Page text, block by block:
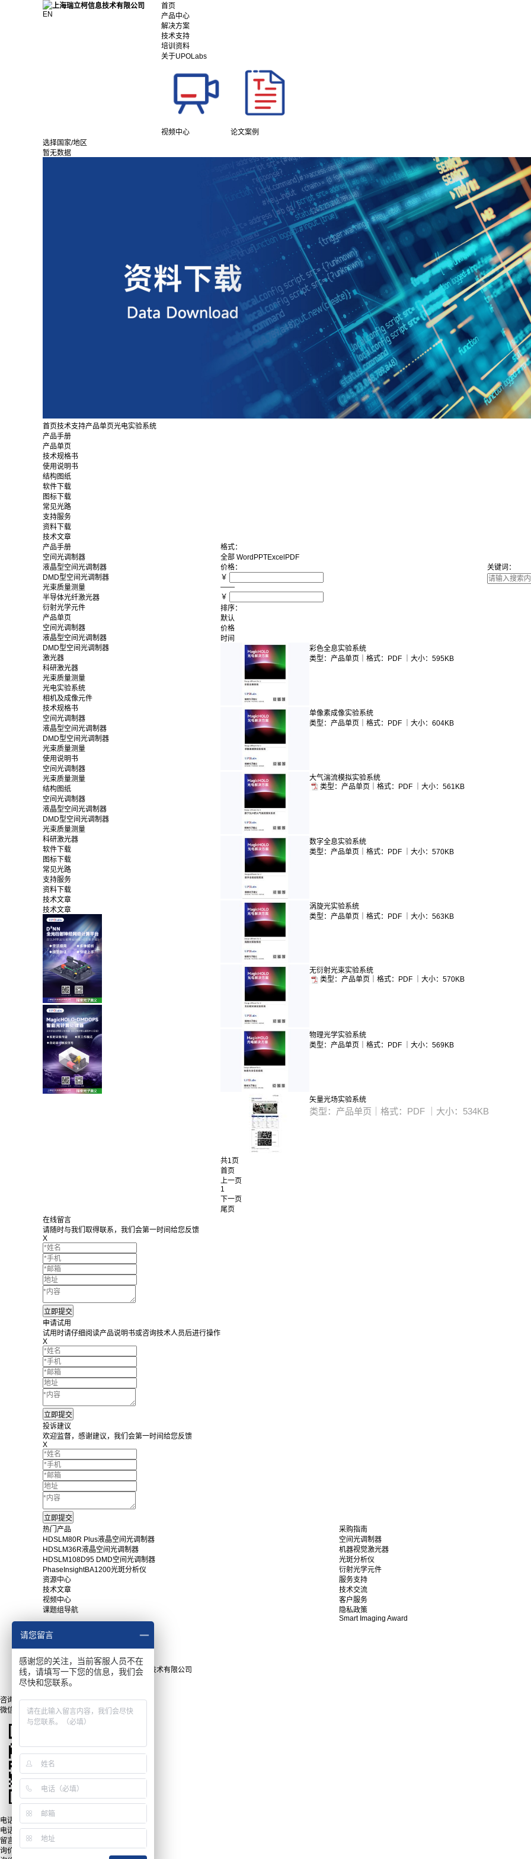
EN
首页
产品中心
解决方案
技术支持
培训资料
关于UPOLabs
视频中心
论文案例
选择国家/地区
暂无数据
首页技术支持产品单页光电实验系统
产品手册
产品单页
技术规格书
使用说明书
结构图纸
软件下载
图标下载
常见光路
支持服务
资料下载
技术文章
产品手册
空间光调制器
液晶型空间光调制器
DMD型空间光调制器
光束质量测量
半导体光纤激光器
衍射光学元件
产品单页
空间光调制器
液晶型空间光调制器
DMD型空间光调制器
激光器
科研激光器
光束质量测量
光电实验系统
相机及成像元件
技术规格书
空间光调制器
液晶型空间光调制器
DMD型空间光调制器
光束质量测量
使用说明书
空间光调制器
光束质量测量
结构图纸
空间光调制器
液晶型空间光调制器
DMD型空间光调制器
光束质量测量
科研激光器
软件下载
图标下载
常见光路
支持服务
资料下载
技术文章
技术文章
格式：
全部 Word PPTExcel PDF
价格：
￥
——
￥
关键词：
排序：
默认
价格
时间
彩色全息实验系统
类型：产品单页｜格式：PDF ｜大小：595KB
单像素成像实验系统
类型：产品单页｜格式：PDF ｜大小：604KB
大气湍流模拟实验系统
类型：产品单页｜格式：PDF ｜大小：561KB
数字全息实验系统
类型：产品单页｜格式：PDF ｜大小：570KB
涡旋光实验系统
类型：产品单页｜格式：PDF ｜大小：563KB
无衍射光束实验系统
类型：产品单页｜格式：PDF ｜大小：570KB
物理光学实验系统
类型：产品单页｜格式：PDF ｜大小：569KB
矢量光场实验系统
类型：产品单页｜格式：PDF ｜大小：534KB
共1页
首页
上一页
1
下一页
尾页
在线留言
请随时与我们取得联系，我们会第一时间给您反馈
X
申请试用
试用时请仔细阅读产品说明书或咨询技术人员后进行操作
X
投诉建议
欢迎监督，感谢建议，我们会第一时间给您反馈
X
热门产品
HDSLM80R Plus液晶空间光调制器
HDSLM36R液晶空间光调制器
HDSLM108D95 DMD空间光调制器
PhaseInsightBA1200光斑分析仪
采购指南
空间光调制器
机器视觉激光器
光斑分析仪
衍射光学元件
资源中心
技术文章
视频中心
课题组导航
服务支持
技术交流
客户服务
隐私政策
Smart Imaging Award
产品手册
软件下载
Copyright © 2025上海瑞立柯信息技术有限公司
沪ICP备15043820号
咨询
微信
电话
电话:
021-54960856
留言
询价列表
请您留言
感谢您的关注，当前客服人员不在
线，请填写一下您的信息，我们会
尽快和您联系。